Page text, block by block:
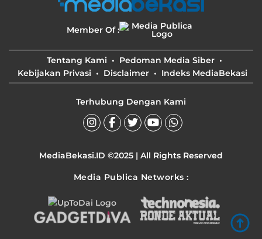
Member Of :
Tentang Kami
Pedoman Media Siber
Kebijakan Privasi
Disclaimer Indeks MediaBekasi
Terhubung Dengan Kami
MediaBekasi.ID ©2025 | All Rights Reserved
Media Publica Networks :